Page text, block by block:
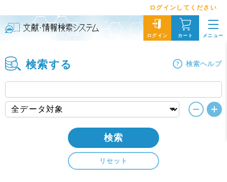
ログインしてください
ログイン カート メニュー
検索する 検索ヘルプ
検索
リセット